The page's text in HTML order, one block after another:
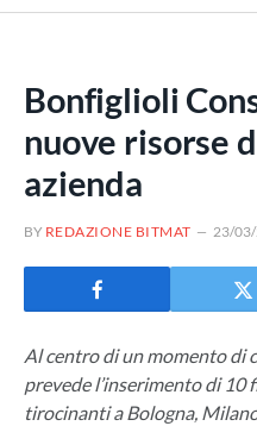
Bonfiglioli
nuove risorse
azienda
BY REDAZIONE BITMAT 23/
Al centro di un momento di
prevede l’inserimento di 10
tirocinanti a Bologna,